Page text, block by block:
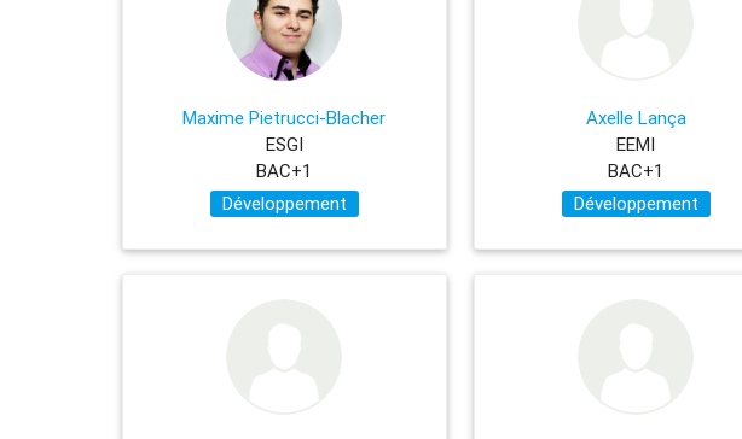
Maxime Pietrucci-Blacher
ESGI
BAC+1
Développement
Axelle Lança
EEMI
BAC+1
Développement